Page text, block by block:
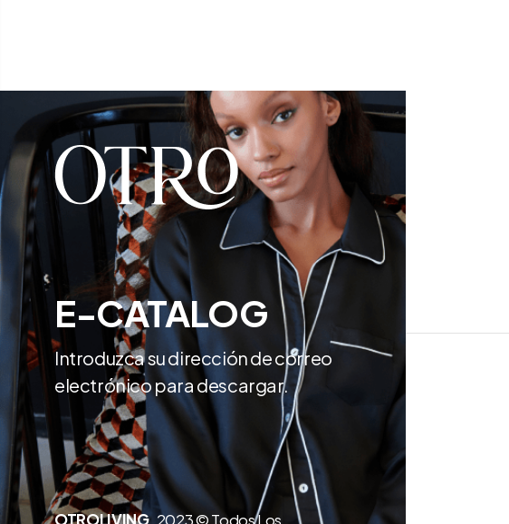
E-CATALOG
Introduzca su dirección de correo
electrónico para descargar.
OTROLIVING 2023 © Todos Los